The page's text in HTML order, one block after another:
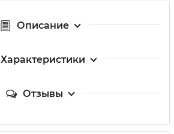
Описание
Характеристики
Отзывы